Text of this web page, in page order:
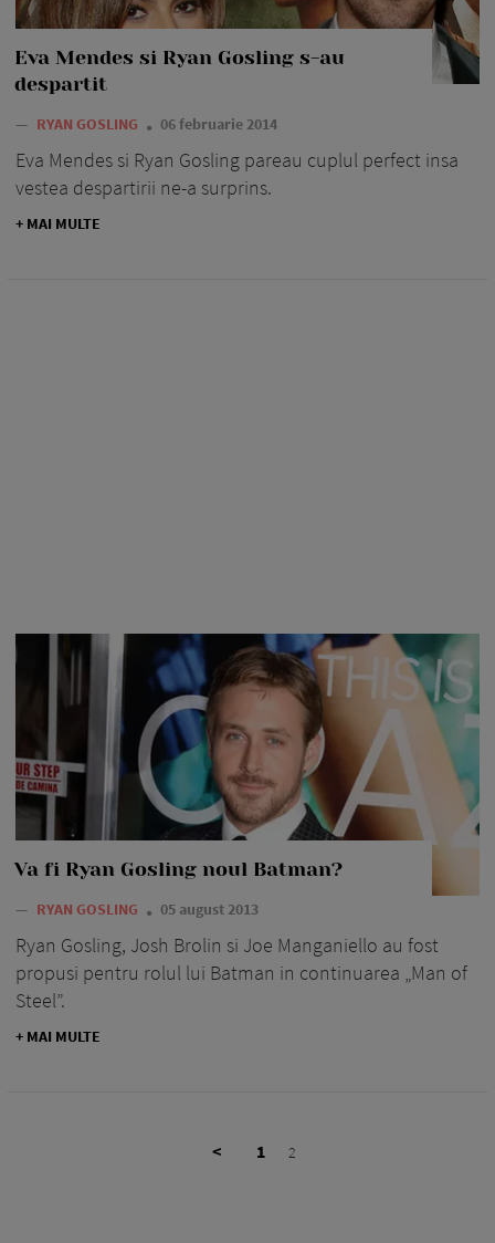
Eva Mendes si Ryan Gosling s-au
despartit
— RYAN GOSLING 06 februarie 2014
Eva Mendes si Ryan Gosling pareau cuplul perfect insa
vestea despartirii ne-a surprins.
+ MAI MULTE
Va fi Ryan Gosling noul Batman?
— RYAN GOSLING 05 august 2013
Ryan Gosling, Josh Brolin si Joe Manganiello au fost
propusi pentru rolul lui Batman in continuarea „Man of
Steel”.
+ MAI MULTE
< 1 2